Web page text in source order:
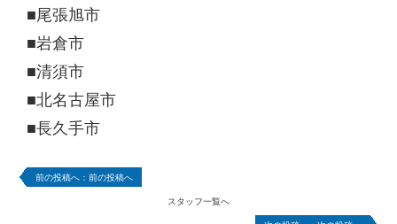
■尾張旭市
■岩倉市
■清須市
■北名古屋市
■長久手市
前の投稿へ
スタッフ一覧へ